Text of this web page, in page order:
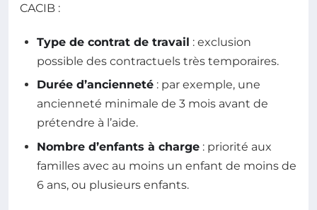
CACIB :
Type de contrat de travail : exclusion
possible des contractuels très temporaires.
Durée d’ancienneté : par exemple, une
ancienneté minimale de 3 mois avant de
prétendre à l’aide.
Nombre d’enfants à charge : priorité aux
familles avec au moins un enfant de moins de
6 ans, ou plusieurs enfants.